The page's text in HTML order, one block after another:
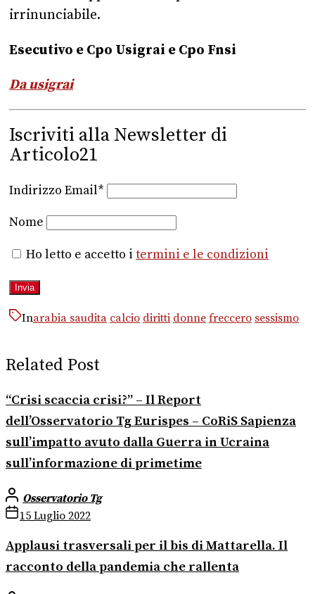
irrinunciabile.
Esecutivo e Cpo Usigrai e Cpo Fnsi
Da usigrai
Iscriviti alla Newsletter di
Articolo21
Indirizzo Email*
Nome
Ho letto e accetto i termini e le condizioni
Inarabia saudita calcio diritti donne freccero sessismo
Related Post
“Crisi scaccia crisi?” – Il Report
dell’Osservatorio Tg Eurispes – CoRiS Sapienza
sull’impatto avuto dalla Guerra in Ucraina
sull’informazione di primetime
Osservatorio Tg
15 Luglio 2022
Applausi trasversali per il bis di Mattarella. Il
racconto della pandemia che rallenta